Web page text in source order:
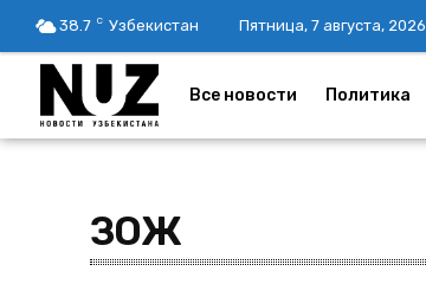
38.7 C Узбекистан Пятница, 7 августа, 2026
Все новости Политика
ЗОЖ